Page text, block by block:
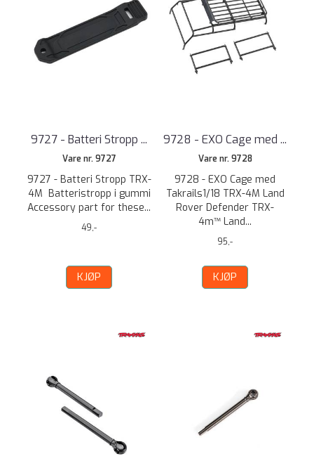
9727 - Batteri Stropp ...
Vare nr. 9727
9727 - Batteri Stropp TRX-
4M Batteristropp i gummi
Accessory part for these...
49,-
KJØP
9728 - EXO Cage med ...
Vare nr. 9728
9728 - EXO Cage med
Takrails1/18 TRX-4M Land
Rover Defender TRX-
4m™ Land...
95,-
KJØP